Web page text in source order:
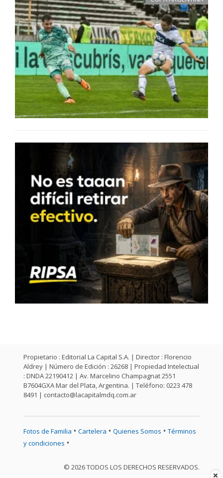
Propietario : Editorial La Capital S.A. | Director : Florencio
Aldrey | Número de Edición : 26268 | Propiedad Intelectual
: DNDA 22190412 | Av. Marcelino Champagnat 2551
B7604GXA Mar del Plata, Argentina. | Teléfono: 0223 478
8491 | contacto@lacapitalmdq.com.ar
Fotos de Familia • Cartelera • Quienes Somos • Términos
y condiciones •
© 2026 TODOS LOS DERECHOS RESERVADOS.